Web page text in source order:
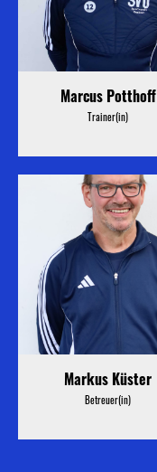
Marcus Potthoff
Trainer(in)
Markus Küster
Betreuer(in)